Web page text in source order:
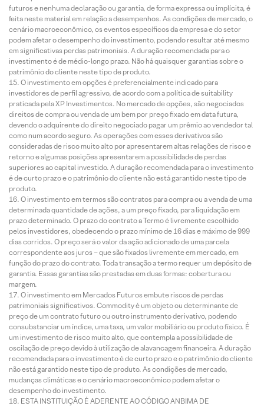
futuros e nenhuma declaração ou garantia, de forma expressa ou implícita, é
feita neste material em relação a desempenhos. As condições de mercado, o
cenário macroeconômico, os eventos específicos da empresa e do setor
podem afetar o desempenho do investimento, podendo resultar até mesmo
em significativas perdas patrimoniais. A duração recomendada para o
investimento é de médio-longo prazo. Não há quaisquer garantias sobre o
patrimônio do cliente neste tipo de produto.
O investimento em opções é preferencialmente indicado para
investidores de perfil agressivo, de acordo com a política de suitability
praticada pela XP Investimentos. No mercado de opções, são negociados
direitos de compra ou venda de um bem por preço fixado em data futura,
devendo o adquirente do direito negociado pagar um prêmio ao vendedor tal
como num acordo seguro. As operações com esses derivativos são
consideradas de risco muito alto por apresentarem altas relações de risco e
retorno e algumas posições apresentarem a possibilidade de perdas
superiores ao capital investido. A duração recomendada para o investimento
é de curto prazo e o patrimônio do cliente não está garantido neste tipo de
produto.
O investimento em termos são contratos para compra ou a venda de uma
determinada quantidade de ações, a um preço fixado, para liquidação em
prazo determinado. O prazo do contrato a Termo é livremente escolhido
pelos investidores, obedecendo o prazo mínimo de 16 dias e máximo de 999
dias corridos. O preço será o valor da ação adicionado de uma parcela
correspondente aos juros – que são fixados livremente em mercado, em
função do prazo do contrato. Toda transação a termo requer um depósito de
garantia. Essas garantias são prestadas em duas formas: cobertura ou
margem.
O investimento em Mercados Futuros embute riscos de perdas
patrimoniais significativos. Commodity é um objeto ou determinante de
preço de um contrato futuro ou outro instrumento derivativo, podendo
consubstanciar um índice, uma taxa, um valor mobiliário ou produto físico. É
um investimento de risco muito alto, que contempla a possibilidade de
oscilação de preço devido à utilização de alavancagem financeira. A duração
recomendada para o investimento é de curto prazo e o patrimônio do cliente
não está garantido neste tipo de produto. As condições de mercado,
mudanças climáticas e o cenário macroeconômico podem afetar o
desempenho do investimento.
ESTA INSTITUIÇÃO É ADERENTE AO CÓDIGO ANBIMA DE